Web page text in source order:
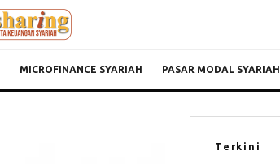
MICROFINANCE SYARIAH PASAR MODAL SYARIAH
Terkini